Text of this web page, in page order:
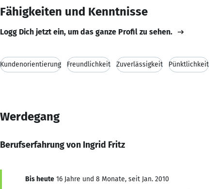
Fähigkeiten und Kenntnisse
Logg Dich jetzt ein, um das ganze Profil zu sehen.
Kundenorientierung Freundlichkeit Zuverlässigkeit Pünktlichkeit
Werdegang
Berufserfahrung von Ingrid Fritz
Bis heute 16 Jahre und 8 Monate, seit Jan. 2010